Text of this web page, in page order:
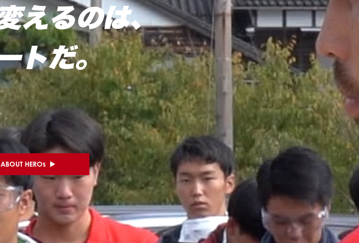
ABOUT HEROs